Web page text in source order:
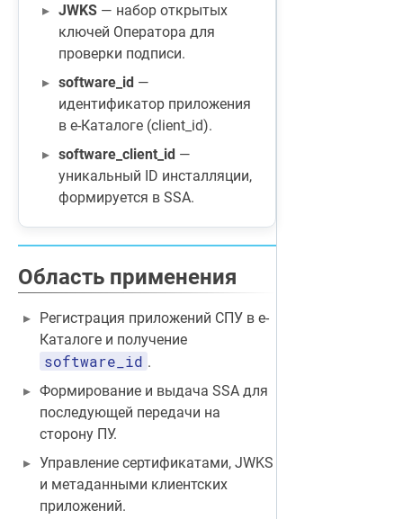
JWKS — набор открытых
ключей Оператора для
проверки подписи.
software_id —
идентификатор приложения
в е-Каталоге (client_id).
software_client_id —
уникальный ID инсталляции,
формируется в SSA.
Область применения
Регистрация приложений СПУ в е-
Каталоге и получение
software_id .
Формирование и выдача SSA для
последующей передачи на
сторону ПУ.
Управление сертификатами, JWKS
и метаданными клиентских
приложений.